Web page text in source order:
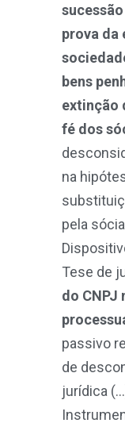
prova da
bens
extinção
fé dos
na
pela
Tese de
do CNPJ
passivo
de
jurídica